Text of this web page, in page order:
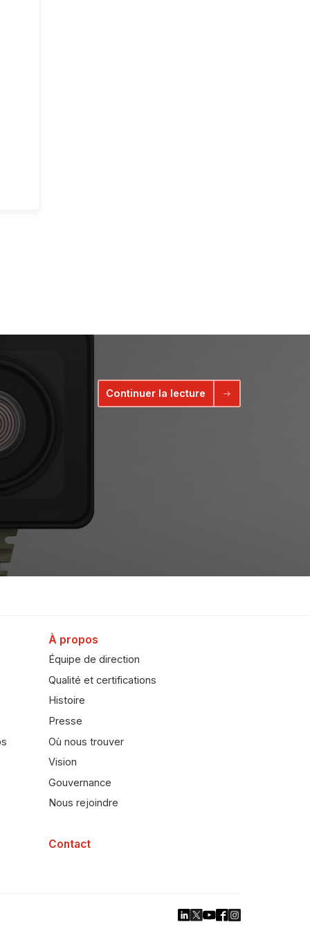
Continuer la lecture
À propos
Équipe de direction
Qualité et certifications
Histoire
Presse
Où nous trouver
Vision
Gouvernance
Nous rejoindre
Contact